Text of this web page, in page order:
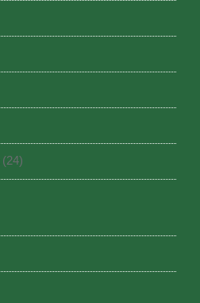
(24)